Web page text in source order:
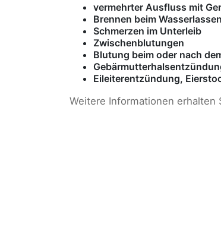
vermehrter Ausfluss mit
Brennen beim Wasserlassen
Schmerzen im Unterleib
Zwischenblutungen
Blutung beim oder nach
Eileiterentzündung,
Weitere Informationen erhalten